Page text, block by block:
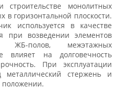
монолитных
в горизонтальной плоскости.
используется в качестве
при возведении элементов
ЖБ-полов, межэтажных
влияет на долговечность
При эксплуатации
металлический стержень и
положении.